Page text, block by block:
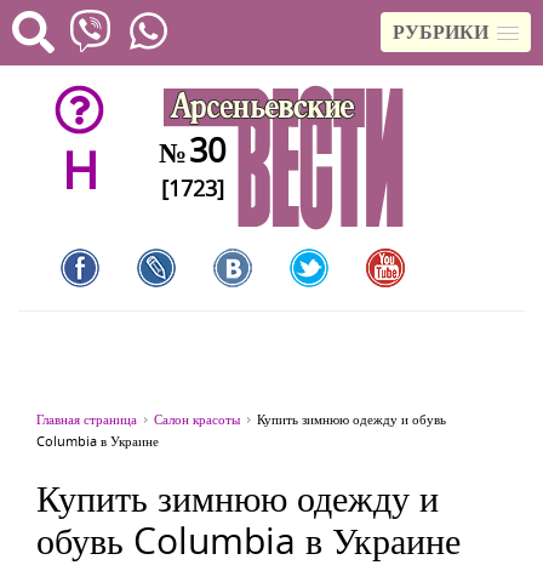
РУБРИКИ
H №30
[1723]
Главная страница Салон красоты
Купить зимнюю одежду и обувь
Columbia в Украине
Купить зимнюю одежду и
обувь Columbia в Украине